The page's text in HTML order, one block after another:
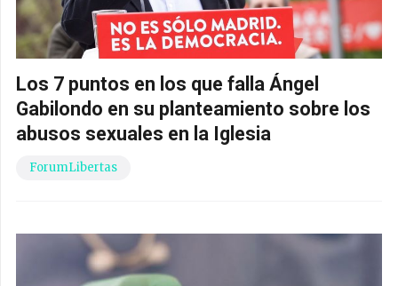
Los 7 puntos en los que falla Ángel
Gabilondo en su planteamiento sobre los
abusos sexuales en la Iglesia
ForumLibertas